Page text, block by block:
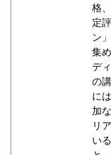
格
定
ン
集
デ
の
に
加
リ
い